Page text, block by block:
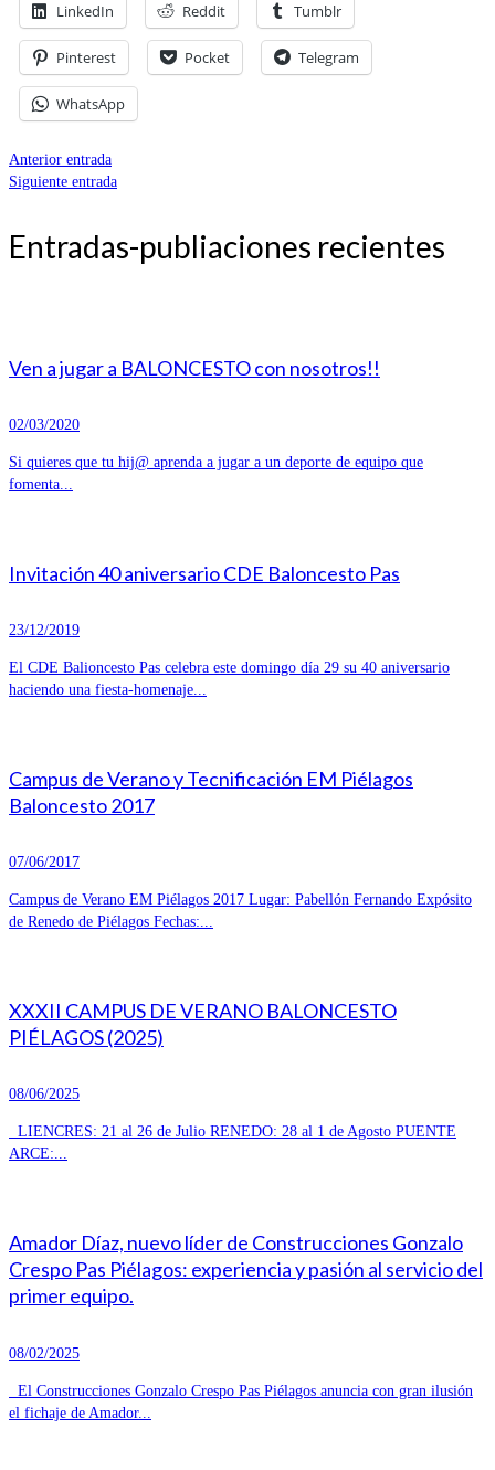
LinkedIn Reddit Tumblr
Pinterest Pocket Telegram
WhatsApp
Anterior entrada
Siguiente entrada
Entradas-publiaciones recientes
Ven a jugar a BALONCESTO con nosotros!!
02/03/2020
Si quieres que tu hij@ aprenda a jugar a un deporte de equipo que
fomenta...
Invitación 40 aniversario CDE Baloncesto Pas
23/12/2019
El CDE Balioncesto Pas celebra este domingo día 29 su 40 aniversario
haciendo una fiesta-homenaje...
Campus de Verano y Tecnificación EM Piélagos
Baloncesto 2017
07/06/2017
Campus de Verano EM Piélagos 2017 Lugar: Pabellón Fernando Expósito
de Renedo de Piélagos Fechas:...
XXXII CAMPUS DE VERANO BALONCESTO
PIÉLAGOS (2025)
08/06/2025
LIENCRES: 21 al 26 de Julio RENEDO: 28 al 1 de Agosto PUENTE
ARCE:...
Amador Díaz, nuevo líder de Construcciones Gonzalo
Crespo Pas Piélagos: experiencia y pasión al servicio del
primer equipo.
08/02/2025
El Construcciones Gonzalo Crespo Pas Piélagos anuncia con gran ilusión
el fichaje de Amador...